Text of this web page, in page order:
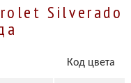
Silverado
Код цвета